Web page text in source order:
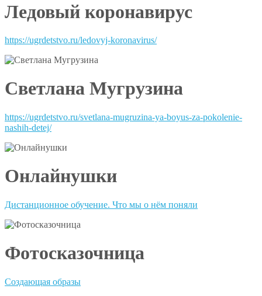
Ледовый коронавирус
https://ugrdetstvo.ru/ledovyj-koronavirus/
Светлана Мугрузина
https://ugrdetstvo.ru/svetlana-mugruzina-ya-boyus-za-pokolenie-
nashih-detej/
Онлайнушки
Дистанционное обучение. Что мы о нём поняли
Фотосказочница
Создающая образы